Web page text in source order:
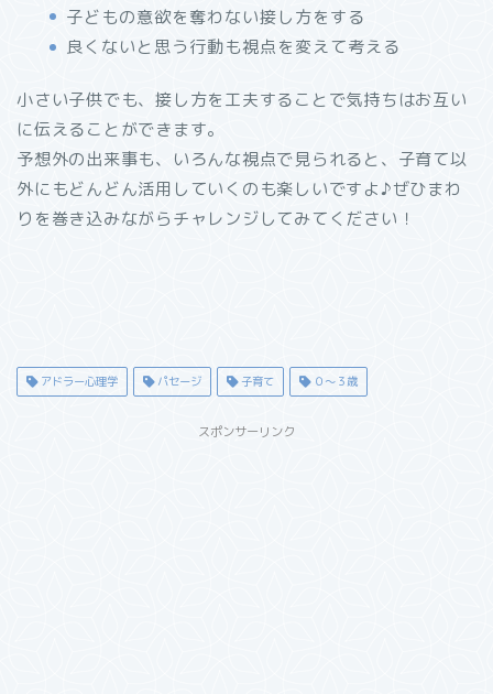
子どもの意欲を奪わない接し方をする
良くないと思う行動も視点を変えて考える
小さい子供でも、接し方を工夫することで気持ちはお互い
に伝えることができます。
予想外の出来事も、いろんな視点で見られると、子育て以
外にもどんどん活用していくのも楽しいですよ♪ぜひまわ
りを巻き込みながらチャレンジしてみてください！
アドラー心理学 パセージ 子育て ０～３歳
スポンサーリンク